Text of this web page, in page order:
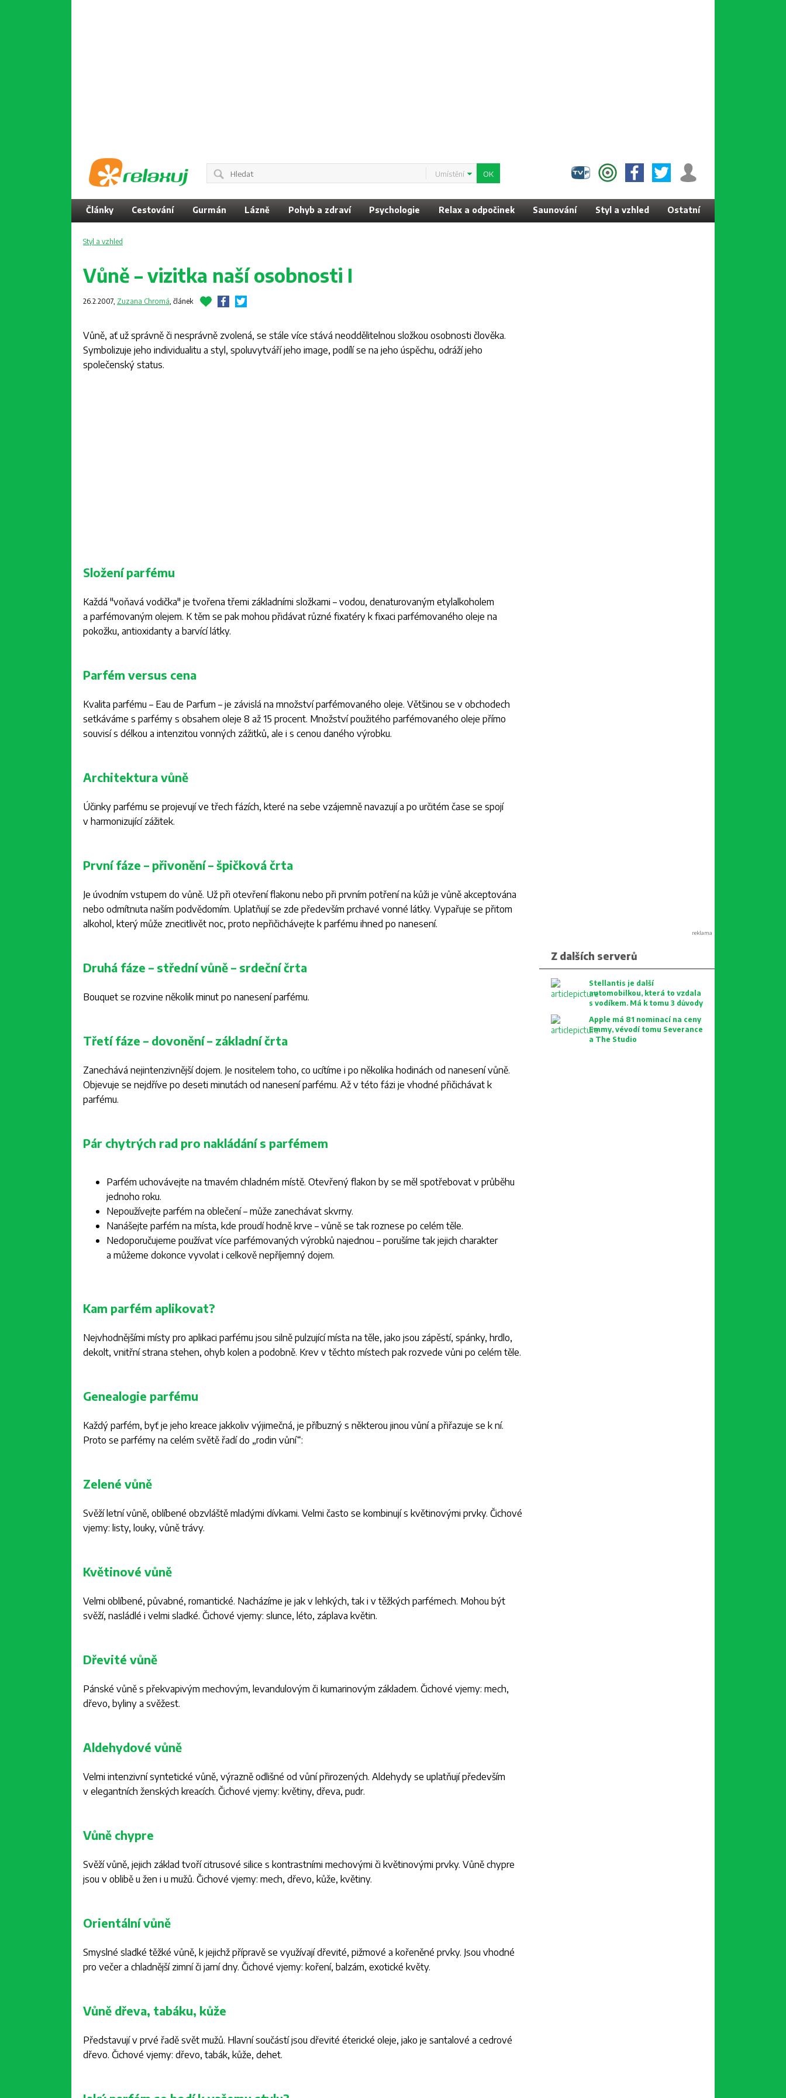
Umístění
Články Cestování Gurmán Lázně Pohyb a zdraví Psychologie Relax a odpočinek Saunování Styl a vzhled Ostatní
Styl a vzhled
Vůně – vizitka naší osobnosti I
26.2.2007, Zuzana Chromá, článek
Vůně, ať už správně či nesprávně zvolená, se stále více stává neoddělitelnou složkou osobnosti člověka.
Symbolizuje jeho individualitu a styl, spoluvytváří jeho image, podílí se na jeho úspěchu, odráží jeho
společenský status.
Složení parfému
Každá "voňavá vodička" je tvořena třemi základními složkami – vodou, denaturovaným etylalkoholem
a parfémovaným olejem. K těm se pak mohou přidávat různé fixatéry k fixaci parfémovaného oleje na
pokožku, antioxidanty a barvící látky.
Parfém versus cena
Kvalita parfému – Eau de Parfum – je závislá na množství parfémovaného oleje. Většinou se v obchodech
setkáváme s parfémy s obsahem oleje 8 až 15 procent. Množství použitého parfémovaného oleje přímo
souvisí s délkou a intenzitou vonných zážitků, ale i s cenou daného výrobku.
Architektura vůně
Účinky parfému se projevují ve třech fázích, které na sebe vzájemně navazují a po určitém čase se spojí
v harmonizující zážitek.
První fáze – přivonění – špičková črta
Je úvodním vstupem do vůně. Už při otevření flakonu nebo při prvním potření na kůži je vůně akceptována
nebo odmítnuta naším podvědomím. Uplatňují se zde především prchavé vonné látky. Vypařuje se přitom
alkohol, který může znecitlivět noc, proto nepřičichávejte k parfému ihned po nanesení.
Druhá fáze – střední vůně – srdeční črta
Bouquet se rozvine několik minut po nanesení parfému.
Třetí fáze – dovonění – základní črta
Zanechává nejintenzivnější dojem. Je nositelem toho, co ucítíme i po několika hodinách od nanesení vůně.
Objevuje se nejdříve po deseti minutách od nanesení parfému. Až v této fázi je vhodné přičichávat k
parfému.
Pár chytrých rad pro nakládání s parfémem
Parfém uchovávejte na tmavém chladném místě. Otevřený flakon by se měl spotřebovat v průběhu
jednoho roku.
Nepoužívejte parfém na oblečení – může zanechávat skvrny.
Nanášejte parfém na místa, kde proudí hodně krve – vůně se tak roznese po celém těle.
Nedoporučujeme používat více parfémovaných výrobků najednou – porušíme tak jejich charakter
a můžeme dokonce vyvolat i celkově nepříjemný dojem.
Kam parfém aplikovat?
Nejvhodnějšími místy pro aplikaci parfému jsou silně pulzující místa na těle, jako jsou zápěstí, spánky, hrdlo,
dekolt, vnitřní strana stehen, ohyb kolen a podobně. Krev v těchto místech pak rozvede vůni po celém těle.
Genealogie parfému
Každý parfém, byť je jeho kreace jakkoliv výjimečná, je příbuzný s některou jinou vůní a přiřazuje se k ní.
Proto se parfémy na celém světě řadí do „rodin vůní“:
Zelené vůně
Svěží letní vůně, oblíbené obzvláště mladými dívkami. Velmi často se kombinují s květinovými prvky. Čichové
vjemy: listy, louky, vůně trávy.
Květinové vůně
Velmi oblíbené, půvabné, romantické. Nacházíme je jak v lehkých, tak i v těžkých parfémech. Mohou být
svěží, nasládlé i velmi sladké. Čichové vjemy: slunce, léto, záplava květin.
Dřevité vůně
Pánské vůně s překvapivým mechovým, levandulovým či kumarinovým základem. Čichové vjemy: mech,
dřevo, byliny a svěžest.
Aldehydové vůně
Velmi intenzivní syntetické vůně, výrazně odlišné od vůní přirozených. Aldehydy se uplatňují především
v elegantních ženských kreacích. Čichové vjemy: květiny, dřeva, pudr.
Vůně chypre
Svěží vůně, jejich základ tvoří citrusové silice s kontrastními mechovými či květinovými prvky. Vůně chypre
jsou v oblibě u žen i u mužů. Čichové vjemy: mech, dřevo, kůže, květiny.
Orientální vůně
Smyslné sladké těžké vůně, k jejichž přípravě se využívají dřevité, pižmové a kořeněné prvky. Jsou vhodné
pro večer a chladnější zimní či jarní dny. Čichové vjemy: koření, balzám, exotické květy.
Vůně dřeva, tabáku, kůže
Představují v prvé řadě svět mužů. Hlavní součástí jsou dřevité éterické oleje, jako je santalové a cedrové
dřevo. Čichové vjemy: dřevo, tabák, kůže, dehet.
reklama
Z dalších serverů
Stellantis je další
automobilkou, která to vzdala
s vodíkem. Má k tomu 3 důvody
Apple má 81 nominací na ceny
Emmy, vévodí tomu Severance
a The Studio